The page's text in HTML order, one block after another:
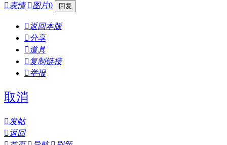
表情 图片0
 返回本版
分享
 道具
 复制链接
举报
取消
发帖
 返回